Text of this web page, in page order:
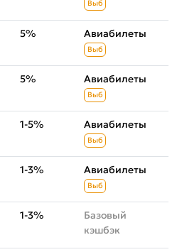
Выб
5% Авиабилеты
Выб
5% Авиабилеты
Выб
1-5% Авиабилеты
Выб
1-3% Авиабилеты
Выб
1-3%
Базовый
кэшбэк